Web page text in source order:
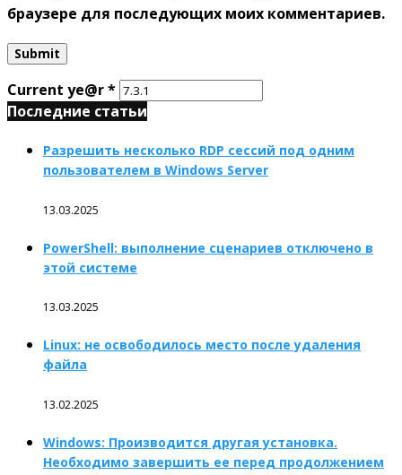
браузере для последующих моих комментариев.
Current ye@r*
Последние статьи
Разрешить несколько RDP сессий под одним
пользователем в Windows Server
13.03.2025
PowerShell: выполнение сценариев отключено в
этой системе
13.03.2025
Linux: не освободилось место после удаления
файла
13.02.2025
Windows: Производится другая установка.
Необходимо завершить ее перед продолжением